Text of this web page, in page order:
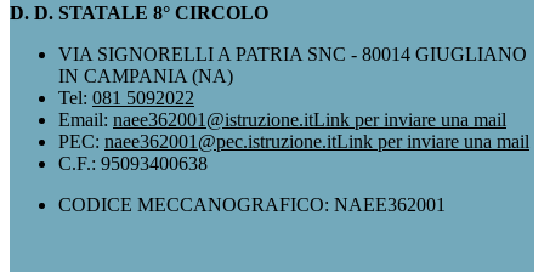
D. D. STATALE 8° CIRCOLO
VIA SIGNORELLI A PATRIA SNC - 80014 GIUGLIANO
IN CAMPANIA (NA)
Tel: 081 5092022
Email: naee362001@istruzione.itLink per inviare una mail
PEC: naee362001@pec.istruzione.itLink per inviare una mail
C.F.: 95093400638
CODICE MECCANOGRAFICO: NAEE362001